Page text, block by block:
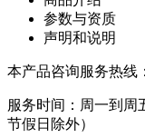
参数与资质
声明和说明
本产品咨询服务热线
服务时间：周一到周
节假日除外）